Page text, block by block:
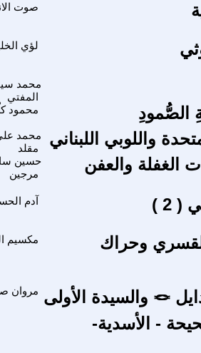
صوت
لؤي
محمد
المفتي
محمود الصُّمودِ
محمد
مقلد
حسين
مرجين
الغفلة والعفن
آدم 2 )
مكسيم
القسري وحراك
مروان هل سيشاهد العالم نتنياهو عما قريب 🔜 بجدايل 🪢 والسيدة الأولى
- الأسدية-